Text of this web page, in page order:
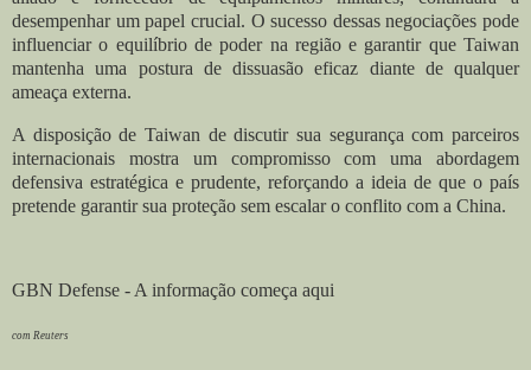
desempenhar um papel crucial. O sucesso dessas negociações pode
influenciar o equilíbrio de poder na região e garantir que Taiwan
mantenha uma postura de dissuasão eficaz diante de qualquer
ameaça externa.
A disposição de Taiwan de discutir sua segurança com parceiros
internacionais mostra um compromisso com uma abordagem
defensiva estratégica e prudente, reforçando a ideia de que o país
pretende garantir sua proteção sem escalar o conflito com a China.
GBN Defense - A informação começa aqui
com Reuters